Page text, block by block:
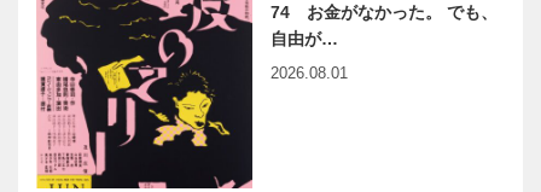
74 お金がなかった。 でも、
自由が…
2026.08.01